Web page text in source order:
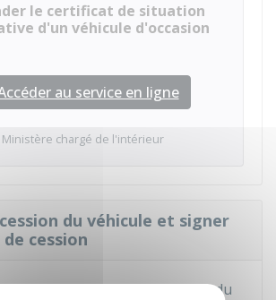
le certificat de situation
d'un véhicule d'occasion
au service en ligne
Ministère chargé de l'intérieur
du véhicule et signer
cession
la déclaration de la cession du